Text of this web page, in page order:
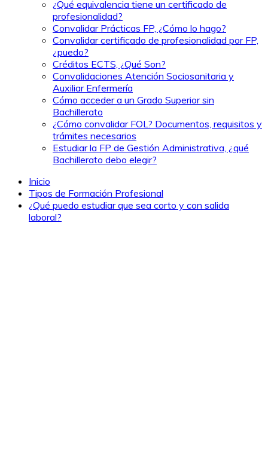
¿Qué equivalencia tiene un certificado de
profesionalidad?
Convalidar Prácticas FP, ¿Cómo lo hago?
Convalidar certificado de profesionalidad por FP,
¿puedo?
Créditos ECTS, ¿Qué Son?
Convalidaciones Atención Sociosanitaria y
Auxiliar Enfermería
Cómo acceder a un Grado Superior sin
Bachillerato
¿Cómo convalidar FOL? Documentos, requisitos y
trámites necesarios
Estudiar la FP de Gestión Administrativa, ¿qué
Bachillerato debo elegir?
Inicio
Tipos de Formación Profesional
¿Qué puedo estudiar que sea corto y con salida
laboral?